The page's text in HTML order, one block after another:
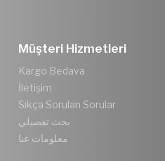
Müşteri Hizmetleri
Kargo Bedava
İletişim
Sıkça Sorulan Sorular
بحث تفصيلي
معلومات عنا